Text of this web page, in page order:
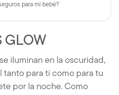
GLOW
iluminan en la oscuridad,
tanto para ti como para tu
por la noche. Como
para mi bebé?